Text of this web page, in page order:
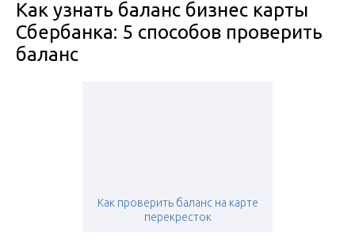
Как узнать баланс бизнес карты
Сбербанка: 5 способов проверить
баланс
Как проверить баланс на карте
перекресток